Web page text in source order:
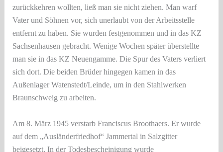
zurückkehren wollten, ließ man sie nicht ziehen. Man warf
Vater und Söhnen vor, sich unerlaubt von der Arbeitsstelle
entfernt zu haben. Sie wurden festgenommen und in das KZ
Sachsenhausen gebracht. Wenige Wochen später überstellte
man sie in das KZ Neuengamme. Die Spur des Vaters verliert
sich dort. Die beiden Brüder hingegen kamen in das
Außenlager Watenstedt/Leinde, um in den Stahlwerken
Braunschweig zu arbeiten.
Am 8. März 1945 verstarb Franciscus Broothaers. Er wurde
auf dem „Ausländerfriedhof“ Jammertal in Salzgitter
beigesetzt. In der Todesbescheinigung wurde